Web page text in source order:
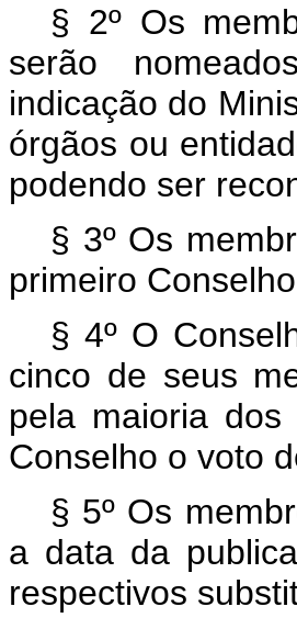
§ 2º Os
serão
indicação do
órgãos ou
podendo ser
§ 3º Os
primeiro
§ 4º O
cinco de seus
pela maioria
Conselho o voto
§ 5º Os
a data da
respectivos